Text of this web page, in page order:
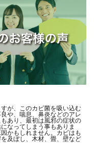
が、このカビ菌を吸い込む
や、喘息、鼻炎などのアレ
あり、最初は風邪の症状の
なってしまう事もありま
かもしれません。カビはも
及ぼし、木材、畳、壁など